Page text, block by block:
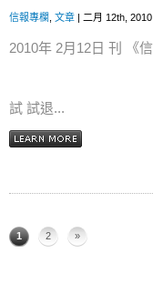
信報專欄 文章 | 二月 12th, 2010
2010年 2月12日 刊 《
試 試退...
1 2 »